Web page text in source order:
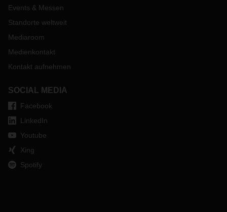
Events & Messen
Standorte weltweit
Mediaroom
Medienkontakt
Kontakt aufnehmen
SOCIAL MEDIA
Facebook
LinkedIn
Youtube
Xing
Spotify